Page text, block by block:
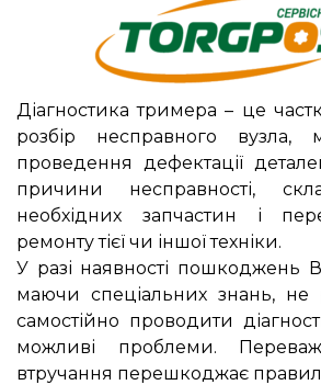
Діагностика тримера – це
розбір несправного вузла,
проведення дефектації
причини несправності,
необхідних запчастин і
ремонту тієї чи іншої техніки.
У разі наявності пошкоджень
маючи спеціальних знань, не
самостійно проводити
можливі проблеми.
втручання перешкоджає